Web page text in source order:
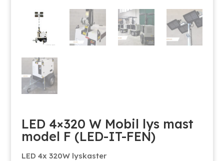
LED 4×320 W Mobil lys mast
model F (LED-IT-FEN)
LED 4x 320W lyskaster